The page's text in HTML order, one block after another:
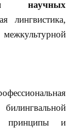
научных
лингвистика,
принципы и